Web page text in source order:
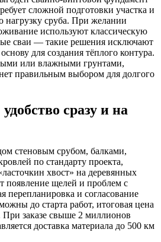
сложной подготовки участка и
сруба. При желании
используют классическую
сваи — такие решения исключают
для создания тёплого контура.
или влажными грунтами,
правильным выбором для долгого
сразу и на
стеновым срубом, балками,
по стандарту проекта,
хвост» на деревянных
появление щелей и проблем с
перепланировка и согласование
до старта работ, итоговая цена
При заказе свыше 2 миллионов
доставка материала до 500 км